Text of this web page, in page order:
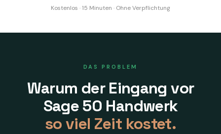
Kostenlos · 15 Minuten · Ohne Verpflichtung
DAS PROBLEM
Warum der Eingang vor
Sage 50 Handwerk
so viel Zeit kostet.